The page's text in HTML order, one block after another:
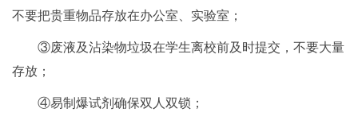
不要把贵重物品存放在办公室、实验室；
③废液及沾染物垃圾在学生离校前及时提交，不要大量
存放；
④易制爆试剂确保双人双锁；